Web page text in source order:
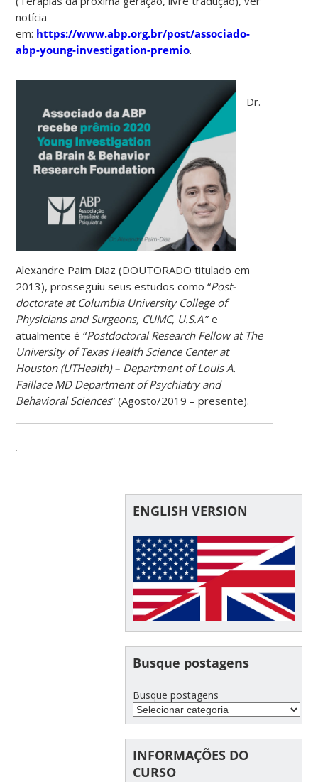
notícia
em: https://www.abp.org.br/post/associado-
abp-young-investigation-premio.
Dr.
Alexandre Paim Diaz (DOUTORADO titulado em
2013), prosseguiu seus estudos como “Post-
doctorate at Columbia University College of
Physicians and Surgeons, CUMC, U.S.A.” e
atualmente é “Postdoctoral Research Fellow at The
University of Texas Health Science Center at
Houston (UTHealth) – Department of Louis A.
Faillace MD Department of Psychiatry and
Behavioral Sciences” (Agosto/2019 – presente).
.
ENGLISH VERSION
Busque postagens
Busque postagens
INFORMAÇÕES DO
CURSO